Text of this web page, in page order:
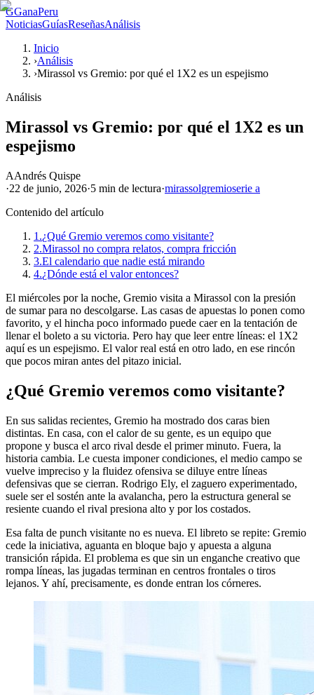
GGanaPeru
NoticiasGuíasReseñasAnálisis
Inicio
›Análisis
›Mirassol vs Gremio: por qué el 1X2 es un espejismo
Análisis
Mirassol vs Gremio: por qué el 1X2 es un
espejismo
AAndrés Quispe
·22 de junio, 2026·5 min de lectura·mirassolgremioserie a
Contenido del artículo
1.¿Qué Gremio veremos como visitante?
2.Mirassol no compra relatos, compra fricción
3.El calendario que nadie está mirando
4.¿Dónde está el valor entonces?
El miércoles por la noche, Gremio visita a Mirassol con la presión
de sumar para no descolgarse. Las casas de apuestas lo ponen como
favorito, y el hincha poco informado puede caer en la tentación de
llenar el boleto a su victoria. Pero hay que leer entre líneas: el 1X2
aquí es un espejismo. El valor real está en otro lado, en ese rincón
que pocos miran antes del pitazo inicial.
¿Qué Gremio veremos como visitante?
En sus salidas recientes, Gremio ha mostrado dos caras bien
distintas. En casa, con el calor de su gente, es un equipo que
propone y busca el arco rival desde el primer minuto. Fuera, la
historia cambia. Le cuesta imponer condiciones, el medio campo se
vuelve impreciso y la fluidez ofensiva se diluye entre líneas
defensivas que se cierran. Rodrigo Ely, el zaguero experimentado,
suele ser el sostén ante la avalancha, pero la estructura general se
resiente cuando el rival presiona alto y por los costados.
Esa falta de punch visitante no es nueva. El libreto se repite: Gremio
cede la iniciativa, aguanta en bloque bajo y apuesta a alguna
transición rápida. El problema es que sin un enganche creativo que
rompa líneas, las jugadas terminan en centros frontales o tiros
lejanos. Y ahí, precisamente, es donde entran los córneres.